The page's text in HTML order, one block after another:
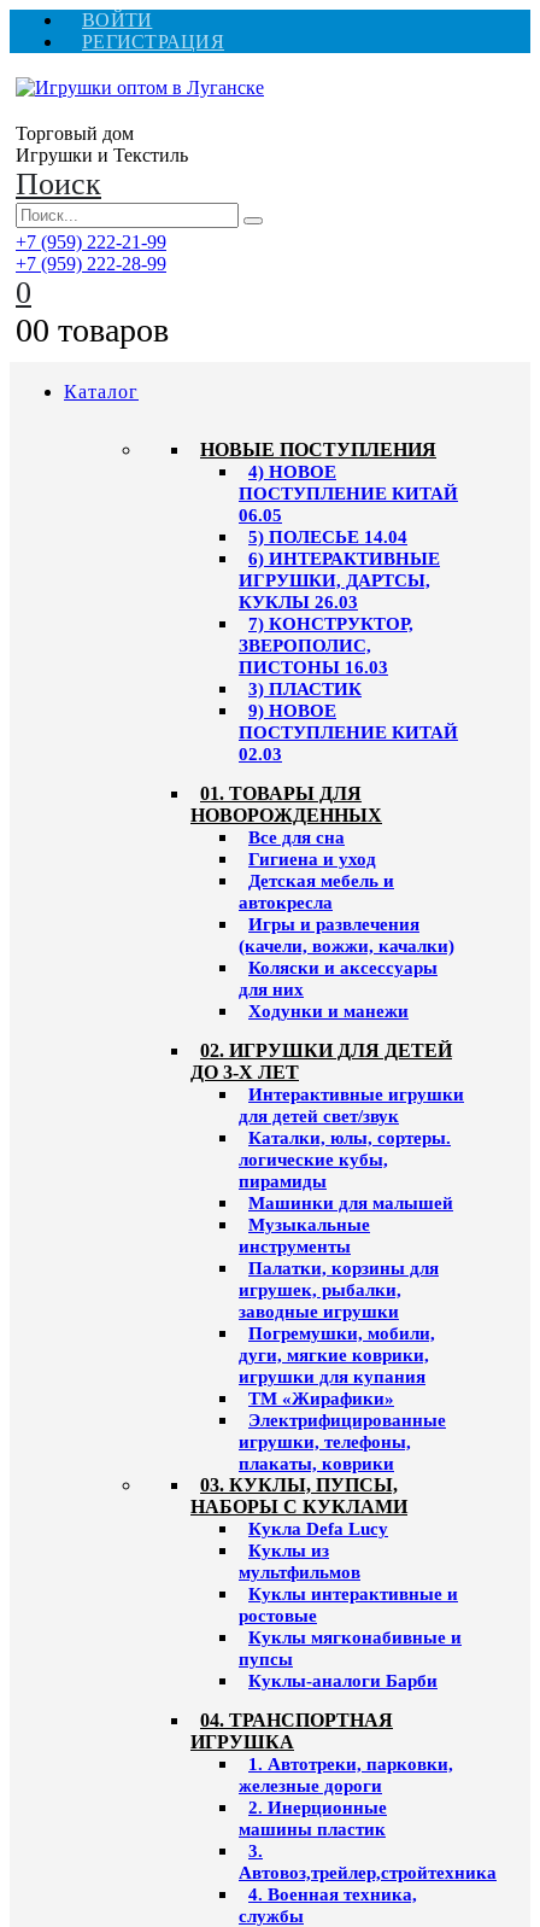
ВОЙТИ
РЕГИСТРАЦИЯ
Торговый дом
Игрушки и Текстиль
Поиск
+7 (959) 222-21-99
+7 (959) 222-28-99
0
00 товаров
Каталог
НОВЫЕ ПОСТУПЛЕНИЯ
4) НОВОЕ
ПОСТУПЛЕНИЕ КИТАЙ
06.05
5) ПОЛЕСЬЕ 14.04
6) ИНТЕРАКТИВНЫЕ
ИГРУШКИ, ДАРТСЫ,
КУКЛЫ 26.03
7) КОНСТРУКТОР,
ЗВЕРОПОЛИС,
ПИСТОНЫ 16.03
3) ПЛАСТИК
9) НОВОЕ
ПОСТУПЛЕНИЕ КИТАЙ
02.03
01. ТОВАРЫ ДЛЯ
НОВОРОЖДЕННЫХ
Все для сна
Гигиена и уход
Детская мебель и
автокресла
Игры и развлечения
(качели, вожжи, качалки)
Коляски и аксессуары
для них
Ходунки и манежи
02. ИГРУШКИ ДЛЯ ДЕТЕЙ
ДО 3-Х ЛЕТ
Интерактивные игрушки
для детей свет/звук
Каталки, юлы, сортеры.
логические кубы,
пирамиды
Машинки для малышей
Музыкальные
инструменты
Палатки, корзины для
игрушек, рыбалки,
заводные игрушки
Погремушки, мобили,
дуги, мягкие коврики,
игрушки для купания
ТМ «Жирафики»
Электрифицированные
игрушки, телефоны,
плакаты, коврики
03. КУКЛЫ, ПУПСЫ,
НАБОРЫ С КУКЛАМИ
Кукла Defa Lucy
Куклы из
мультфильмов
Куклы интерактивные и
ростовые
Куклы мягконабивные и
пупсы
Куклы-аналоги Барби
04. ТРАНСПОРТНАЯ
ИГРУШКА
1. Автотреки, парковки,
железные дороги
2. Инерционные
машины пластик
3.
Автовоз,трейлер,стройтехника
4. Военная техника,
службы